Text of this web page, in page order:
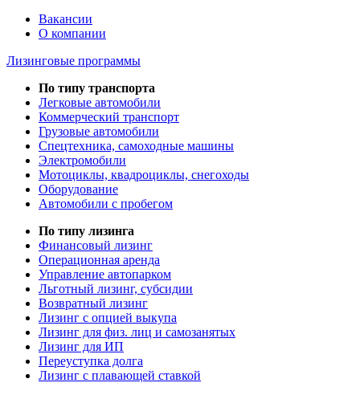
Вакансии
О компании
Лизинговые программы
По типу транспорта
Легковые автомобили
Коммерческий транспорт
Грузовые автомобили
Спецтехника, самоходные машины
Электромобили
Мотоциклы, квадроциклы, снегоходы
Оборудование
Автомобили с пробегом
По типу лизинга
Финансовый лизинг
Операционная аренда
Управление автопарком
Льготный лизинг, субсидии
Возвратный лизинг
Лизинг с опцией выкупа
Лизинг для физ. лиц и самозанятых
Лизинг для ИП
Переуступка долга
Лизинг с плавающей ставкой